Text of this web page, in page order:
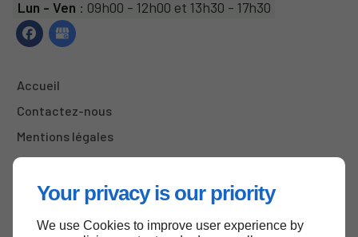
Your privacy is our priority
We use Cookies to improve user experience by
Lun - Ven : 09h00 - 12h00 et 13h30 - 17h30
Accueil
Contactez-nous
Mentions légales
Plan du site
Haut de page